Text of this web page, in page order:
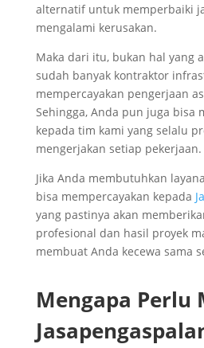
alternatif untuk memperbaiki
mengalami kerusakan.
Maka dari itu, bukan hal yang
sudah banyak kontraktor
mempercayakan pengerjaan
Sehingga, Anda pun juga bisa
kepada tim kami yang selalu
mengerjakan setiap pekerjaan.
Jika Anda membutuhkan
bisa mempercayakan kepada
yang pastinya akan
profesional dan hasil proyek
membuat Anda kecewa sama
Mengapa Perlu